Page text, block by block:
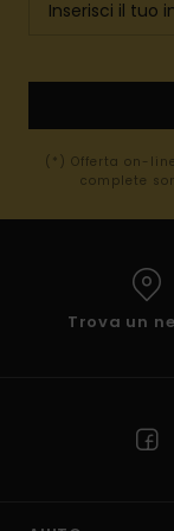
(*) Offerta on-
complete
Trova un